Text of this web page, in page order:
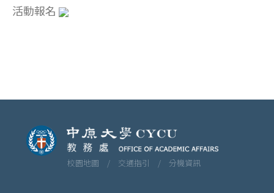
活動報名
校園地圖 / 交通指引 / 分機資訊